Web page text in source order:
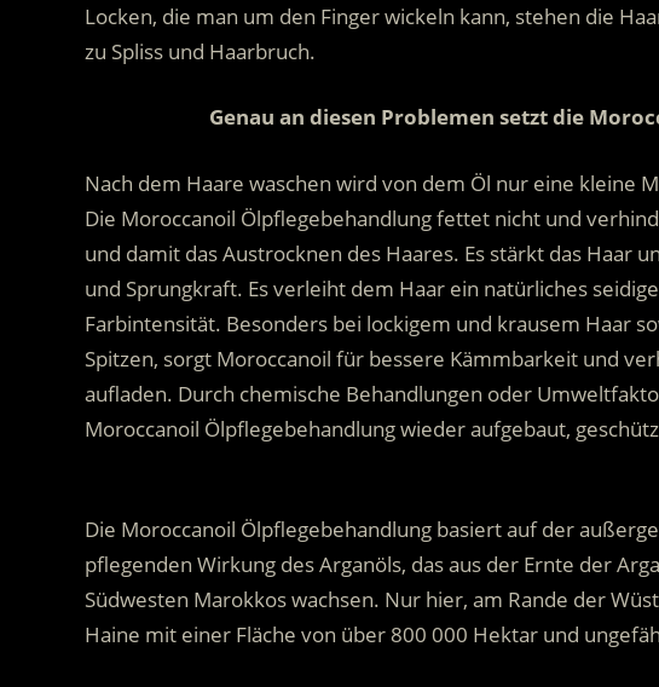
Locken, die man um den Finger wickeln kann, stehen die
zu Spliss und Haarbruch.
Genau an diesen Problemen setzt die
Nach dem Haare waschen wird von dem Öl nur eine kleine
Die Moroccanoil Ölpflegebehandlung fettet nicht und
und damit das Austrocknen des Haares. Es stärkt das Haar
und Sprungkraft. Es verleiht dem Haar ein natürliches
Farbintensität. Besonders bei lockigem und krausem Haar
Spitzen, sorgt Moroccanoil für bessere Kämmbarkeit und
aufladen. Durch chemische Behandlungen oder
Moroccanoil Ölpflegebehandlung wieder aufgebaut,
Die Moroccanoil Ölpflegebehandlung basiert auf der
pflegenden Wirkung des Arganöls, das aus der Ernte der
Südwesten Marokkos wachsen. Nur hier, am Rande der
Haine mit einer Fläche von über 800 000 Hektar und